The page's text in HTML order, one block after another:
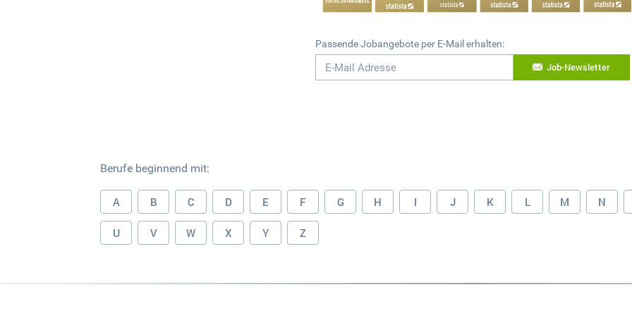
Passende Jobangebote per E-Mail erhalten:
Job-Newsletter
Berufe beginnend mit:
A B C D E F G H I J K L M N
U V W X Y Z